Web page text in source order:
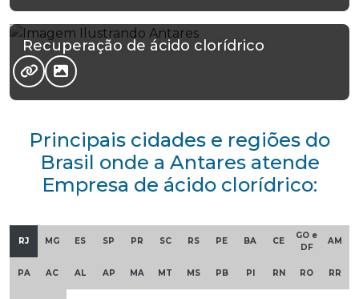
Recuperação de ácido clorídrico
Principais cidades e regiões do
Brasil onde a Antares atende
Empresa de ácido clorídrico:
RJ MG ES SP PR SC RS PE BA CE
GO e
DF
AM
PA AC AL AP MA MT MS PB PI RN RO RR